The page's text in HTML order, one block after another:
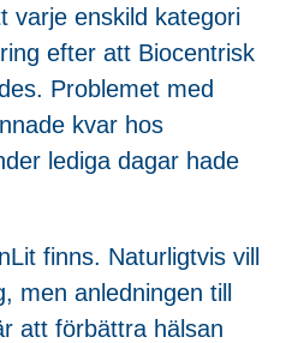
varje enskild kategori
efter att Biocentrisk
Problemet med
kvar hos
lediga dagar hade
finns. Naturligtvis vill
men anledningen till
att förbättra hälsan